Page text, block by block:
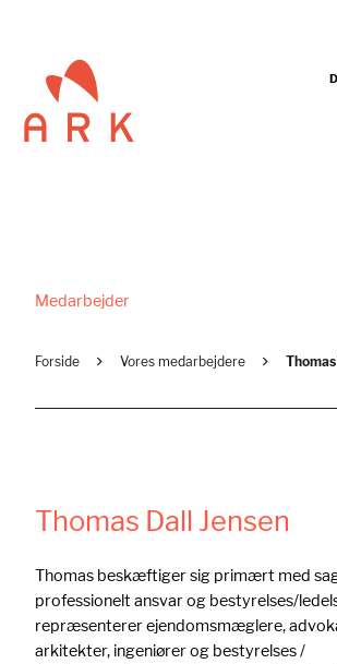
Medarbejder
Forside Vores medarbejdere
Thomas Dall Jensen
Thomas beskæftiger sig primært med
professionelt ansvar og bestyrelses/
repræsenterer ejendomsmæglere,
arkitekter, ingeniører og bestyrelses /